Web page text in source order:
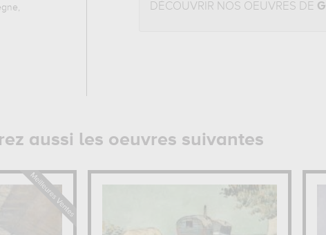
DÉCOUVRIR NOS OEUVRES DE
aussi les oeuvres suivantes